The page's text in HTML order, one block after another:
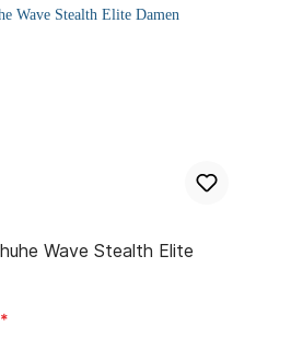
Wave Stealth Elite